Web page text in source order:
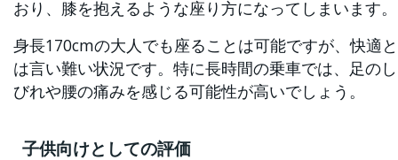
おり、膝を抱えるような座り方になってしまいます。
身長170cmの大人でも座ることは可能ですが、快適と
は言い難い状況です。特に長時間の乗車では、足のし
びれや腰の痛みを感じる可能性が高いでしょう。
子供向けとしての評価